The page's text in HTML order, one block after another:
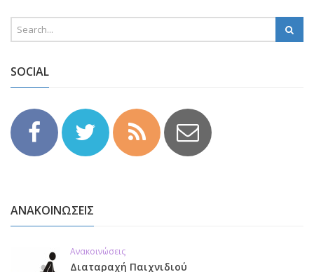
SOCIAL
ΑΝΑΚΟΙΝΩΣΕΙΣ
Ανακοινώσεις
Διαταραχή Παιχνιδιού